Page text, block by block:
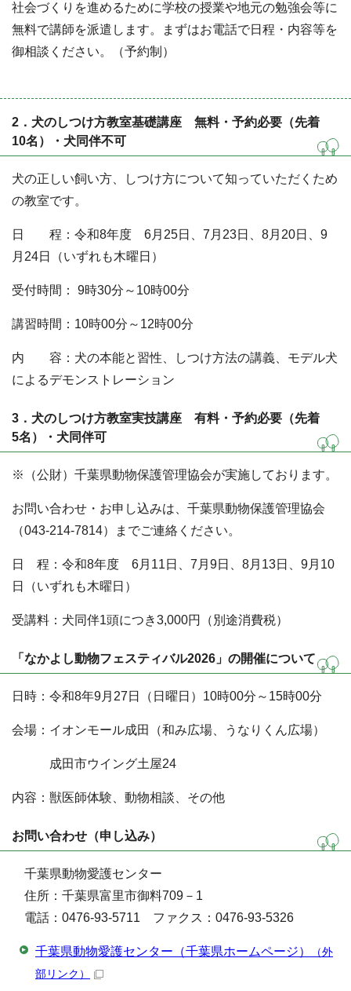
社会づくりを進めるために学校の授業や地元の勉強会等に
無料で講師を派遣します。まずはお電話で日程・内容等を
御相談ください。（予約制）
2．犬のしつけ方教室基礎講座 無料・予約必要（先着
10名）・犬同伴不可
犬の正しい飼い方、しつけ方について知っていただくため
の教室です。
日 程：令和8年度 6月25日、7月23日、8月20日、9
月24日（いずれも木曜日）
受付時間： 9時30分～10時00分
講習時間：10時00分～12時00分
内 容：犬の本能と習性、しつけ方法の講義、モデル犬
によるデモンストレーション
3．犬のしつけ方教室実技講座 有料・予約必要（先着
5名）・犬同伴可
※（公財）千葉県動物保護管理協会が実施しております。
お問い合わせ・お申し込みは、千葉県動物保護管理協会
（043-214-7814）までご連絡ください。
日 程：令和8年度 6月11日、7月9日、8月13日、9月10
日（いずれも木曜日）
受講料：犬同伴1頭につき3,000円（別途消費税）
「なかよし動物フェスティバル2026」の開催について
日時：令和8年9月27日（日曜日）10時00分～15時00分
会場：イオンモール成田（和み広場、うなりくん広場）
成田市ウイング土屋24
内容：獣医師体験、動物相談、その他
お問い合わせ（申し込み）
千葉県動物愛護センター
住所：千葉県富里市御料709－1
電話：0476-93-5711 ファクス：0476-93-5326
千葉県動物愛護センター（千葉県ホームページ）
（外
部リンク）